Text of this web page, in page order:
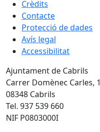
Crèdits
Contacte
Protecció de dades
Avís legal
Accessibilitat
Ajuntament de Cabrils
Carrer Domènec Carles, 1
08348 Cabrils
Tel. 937 539 660
NIF P0803000I